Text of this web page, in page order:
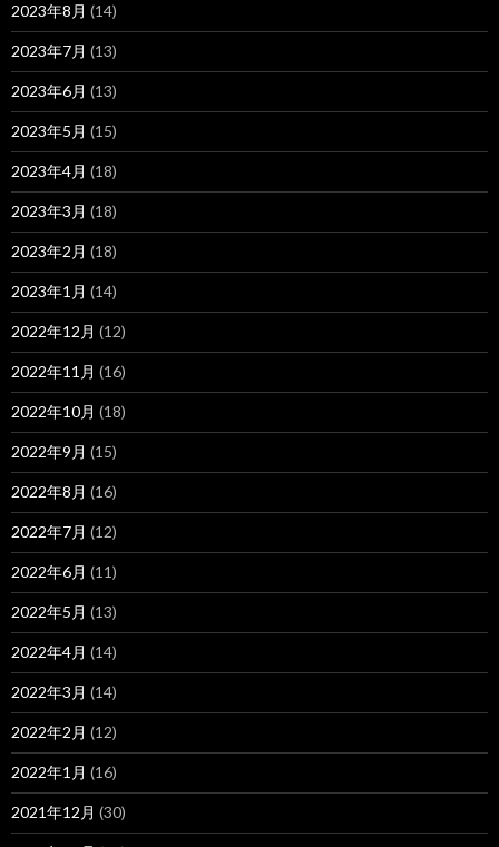
2023年8月 (14)
2023年7月 (13)
2023年6月 (13)
2023年5月 (15)
2023年4月 (18)
2023年3月 (18)
2023年2月 (18)
2023年1月 (14)
2022年12月 (12)
2022年11月 (16)
2022年10月 (18)
2022年9月 (15)
2022年8月 (16)
2022年7月 (12)
2022年6月 (11)
2022年5月 (13)
2022年4月 (14)
2022年3月 (14)
2022年2月 (12)
2022年1月 (16)
2021年12月 (30)